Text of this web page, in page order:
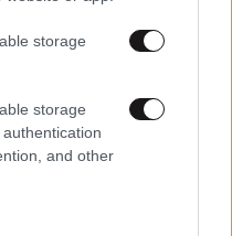
storage
storage
and other
08·10·2025 15:21